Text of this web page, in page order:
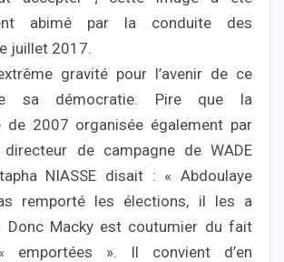
abimé par la conduite des
juillet 2017.
gravité pour l’avenir de ce
sa démocratie. Pire que la
de 2007 organisée également par
de campagne de WADE
NIASSE disait : « Abdoulaye
remporté les élections, il les a
Donc Macky est coutumier du fait
emportées ». Il convient d’en